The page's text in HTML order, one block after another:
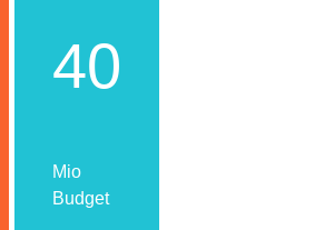
40
Mio
Budget